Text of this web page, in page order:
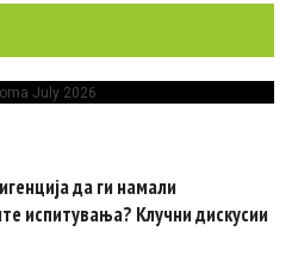
да ги намали
испитувања? Клучни дискусии